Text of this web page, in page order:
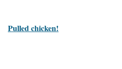
Pulled chicken!